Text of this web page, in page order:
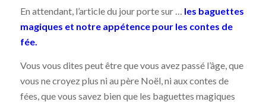
En attendant, l’article du jour porte sur … les baguettes
magiques et notre appétence pour les contes de
fée.
Vous vous dites peut être que vous avez passé l’âge, que
vous ne croyez plus ni au père Noël, ni aux contes de
fées, que vous savez bien que les baguettes magiques